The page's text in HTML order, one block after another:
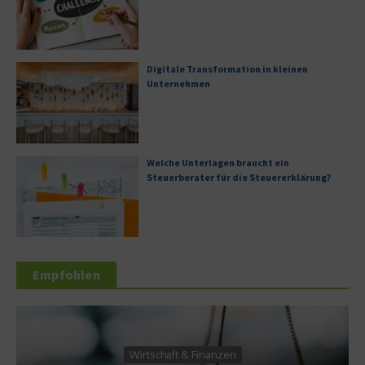
Digitale Transformation in kleinen
Unternehmen
Welche Unterlagen braucht ein
Steuerberater für die Steuererklärung?
Empfohlen
Dienstleistung